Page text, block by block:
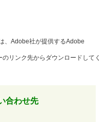
、Adobe社が提供するAdobe
リンク先からダウンロードしてく
合わせ先